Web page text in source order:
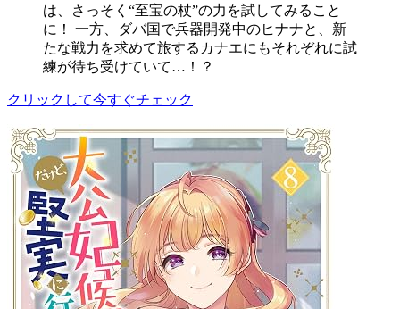
は、さっそく“至宝の杖”の力を試してみること
に！ 一方、ダバ国で兵器開発中のヒナナと、新
たな戦力を求めて旅するカナエにもそれぞれに試
練が待ち受けていて…！？
クリックして今すぐチェック